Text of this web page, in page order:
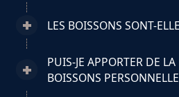
LES BOISSONS SONT-
PUIS-JE APPORTER DE
BOISSONS